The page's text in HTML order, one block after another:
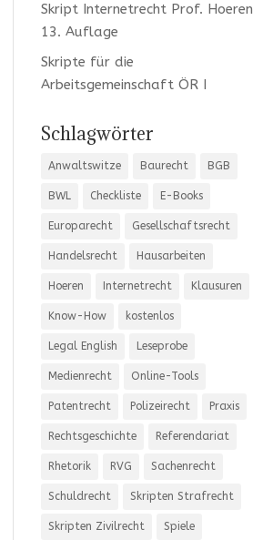
Skript Internetrecht Prof. Hoeren
13. Auflage
Skripte für die
Arbeitsgemeinschaft ÖR I
Schlagwörter
Anwaltswitze Baurecht BGB
BWL Checkliste E-Books
Europarecht Gesellschaftsrecht
Handelsrecht Hausarbeiten
Hoeren Internetrecht Klausuren
Know-How kostenlos
Legal English Leseprobe
Medienrecht Online-Tools
Patentrecht Polizeirecht Praxis
Rechtsgeschichte Referendariat
Rhetorik RVG Sachenrecht
Schuldrecht Skripten Strafrecht
Skripten Zivilrecht Spiele